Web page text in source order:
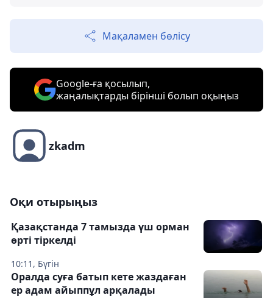
Мақаламен бөлісу
Google-ға қосылып,
жаңалықтарды бірінші болып оқыңыз
zkadm
Оқи отырыңыз
10:11, Бүгін
Қазақстанда 7 тамызда үш орман
өрті тіркелді
Оралда суға батып кете жаздаған
ер адам айыппұл арқалады